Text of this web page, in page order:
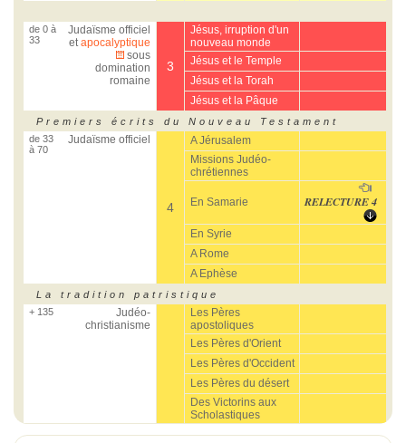
de 0 à
33
Judaïsme officiel
etapocalyptique
sous
domination
romaine
3
Jésus, irruption d'un
nouveau monde
Jésus et le Temple
Jésus et la Torah
Jésus et la Pâque
Premiers écrits du Nouveau Testament
de 33
à 70
Judaïsme officiel
4
A Jérusalem
Missions Judéo-
chrétiennes
En Samarie RELECTURE 4
En Syrie
A Rome
A Ephèse
La tradition patristique
+ 135
Judéo-
christianisme
Les Pères
apostoliques
Les Pères d'Orient
Les Pères d'Occident
Les Pères du désert
Des Victorins aux
Scholastiques